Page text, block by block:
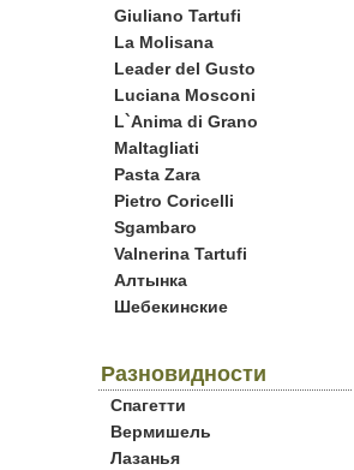
Giuliano Tartufi
La Molisana
Leader del Gusto
Luciana Mosconi
L`Anima di Grano
Maltagliati
Pasta Zara
Pietro Coricelli
Sgambaro
Valnerina Tartufi
Алтынка
Шебекинские
Разновидности
Спагетти
Вермишель
Лазанья